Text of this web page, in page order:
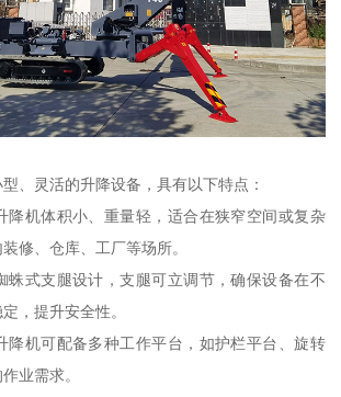
、灵活的升降设备，具有以下特点：
降机体积小、重量轻，适合在狭窄空间或复杂
修、仓库、工厂等场所。
蛛式支腿设计，支腿可立调节，确保设备在不
，提升安全性。
降机可配备多种工作平台，如护栏平台、旋转
业需求。